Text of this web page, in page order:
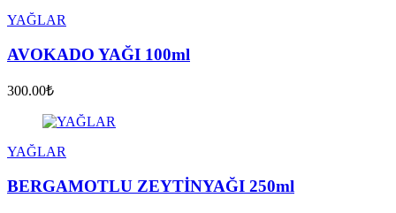
YAĞLAR
AVOKADO YAĞI 100ml
300.00₺
YAĞLAR
BERGAMOTLU ZEYTİNYAĞI 250ml